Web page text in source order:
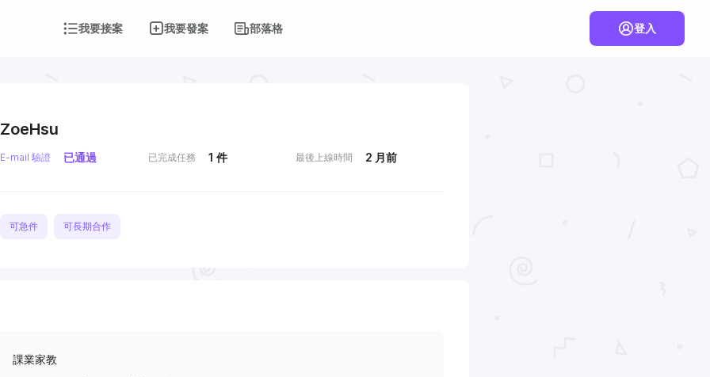
我要接案 我要發案 部落格 登入
ZoeHsu
E-mail 驗證 已通過 已完成任務 1 件 最後上線時間 2 月前
可急件 可長期合作
課業家教